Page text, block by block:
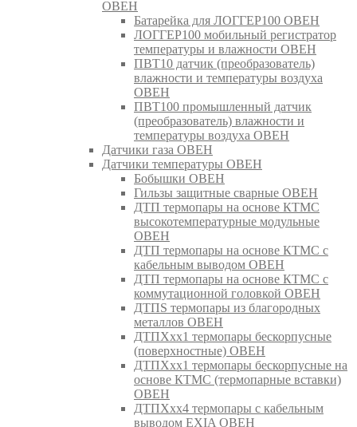
ОВЕН
Батарейка для ЛОГГЕР100 ОВЕН
ЛОГГЕР100 мобильный регистратор
температуры и влажности ОВЕН
ПВТ10 датчик (преобразователь)
влажности и температуры воздуха
ОВЕН
ПВТ100 промышленный датчик
(преобразователь) влажности и
температуры воздуха ОВЕН
Датчики газа ОВЕН
Датчики температуры ОВЕН
Бобышки ОВЕН
Гильзы защитные сварные ОВЕН
ДТП термопары на основе КТМС
высокотемпературные модульные
ОВЕН
ДТП термопары на основе КТМС с
кабельным выводом ОВЕН
ДТП термопары на основе КТМС с
коммутационной головкой ОВЕН
ДТПS термопары из благородных
металлов ОВЕН
ДТПХхх1 термопары бескорпусные
(поверхностные) ОВЕН
ДТПХхх1 термопары бескорпусные на
основе КТМС (термопарные вставки)
ОВЕН
ДТПХхх4 термопары с кабельным
выводом EXIA ОВЕН